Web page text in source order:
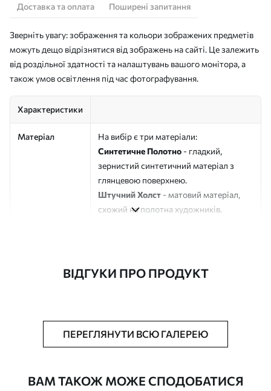
Доставка та оплата
Поширені запитання
Зверніть увагу: зображення та кольори зображених предметів
можуть дещо відрізнятися від зображень на сайті. Це залежить
від роздільної здатності та налаштувань вашого монітора, а
також умов освітлення під час фотографування.
Характеристики
Матеріал
На вибір є три матеріали:
Синтетичне Полотно - гладкий,
зернистий синтетичний матеріал з
глянцевою поверхнею.
Штучний Холст - матовий матеріал,
схожий на полотна художників.
Додатково Можна додати лакове покриття.
ВІДГУКИ ПРО ПРОДУКТ
ПЕРЕГЛЯНУТИ ВСЮ ГАЛЕРЕЮ
ВАМ ТАКОЖ МОЖЕ СПОДОБАТИСЯ